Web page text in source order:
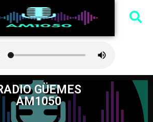
GÜEMES
AM1050